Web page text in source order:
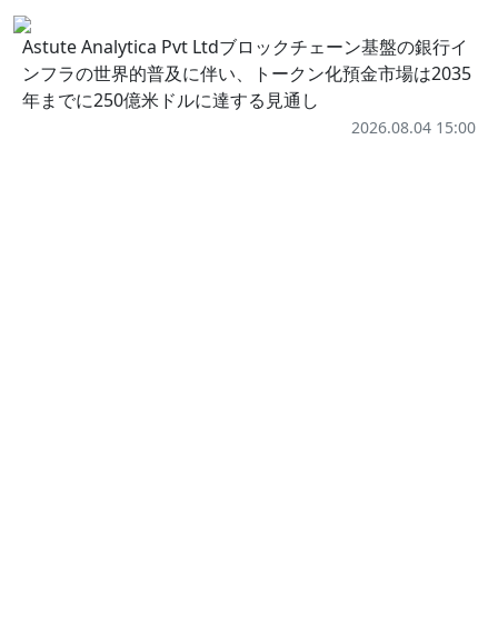
Astute Analytica Pvt Ltdブロックチェーン基盤の銀行イ
ンフラの世界的普及に伴い、トークン化預金市場は2035
年までに250億米ドルに達する見通し
2026.08.04 15:00